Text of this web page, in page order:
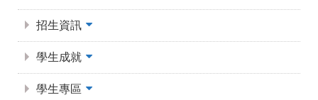
招生資訊
學生成就
學生專區